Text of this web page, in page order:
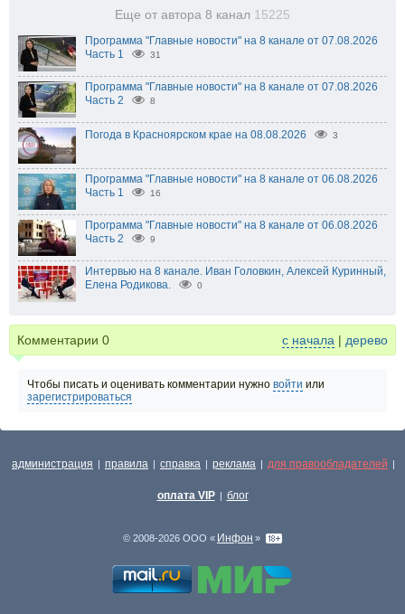
Еще от автора 8 канал 15225
Программа "Главные новости" на 8 канале от 07.08.2026
Часть 1
31
Программа "Главные новости" на 8 канале от 07.08.2026
Часть 2
8
Погода в Красноярском крае на 08.08.2026 3
Программа "Главные новости" на 8 канале от 06.08.2026
Часть 1
16
Программа "Главные новости" на 8 канале от 06.08.2026
Часть 2
9
Интервью на 8 канале. Иван Головкин, Алексей Куринный,
Елена Родикова.
0
Комментарии 0 с начала | дерево
Чтобы писать и оценивать комментарии нужно войти или
зарегистрироваться
администрация | правила | справка | реклама | для правообладателей |
оплата VIP | блог
© 2008-2026 ООО « Инфон »